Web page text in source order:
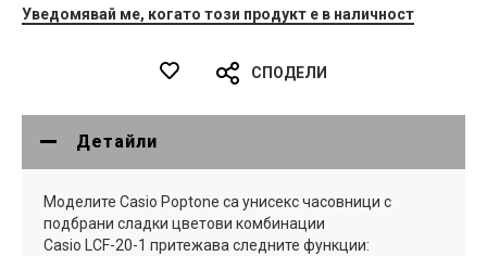
Уведомявай ме, когато този продукт е в наличност
СПОДЕЛИ
Детайли
Моделите Casio Poptone са унисекс часовници с
подбрани сладки цветови комбинации
Casio LCF-20-1 притежава следните функции: